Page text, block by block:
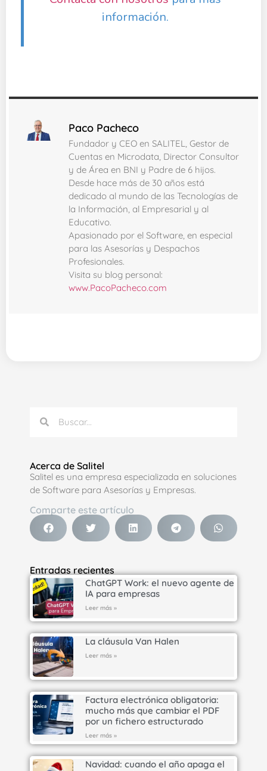
información.
Paco Pacheco
Fundador y CEO en SALITEL, Gestor de
Cuentas en Microdata, Director Consultor
y de Área en BNI y Padre de 6 hijos.
Desde hace más de 30 años está
dedicado al mundo de las Tecnologías de
la Información, al Empresarial y al
Educativo.
Apasionado por el Software, en especial
para las Asesorías y Despachos
Profesionales.
Visita su blog personal:
www.PacoPacheco.com
Acerca de Salitel
Salitel es una empresa especializada en soluciones
de Software para Asesorías y Empresas.
Comparte este artículo
Entradas recientes
ChatGPT Work: el nuevo agente de
IA para empresas
Leer más »
La cláusula Van Halen
Leer más »
Factura electrónica obligatoria:
mucho más que cambiar el PDF
por un fichero estructurado
Leer más »
Navidad: cuando el año apaga el